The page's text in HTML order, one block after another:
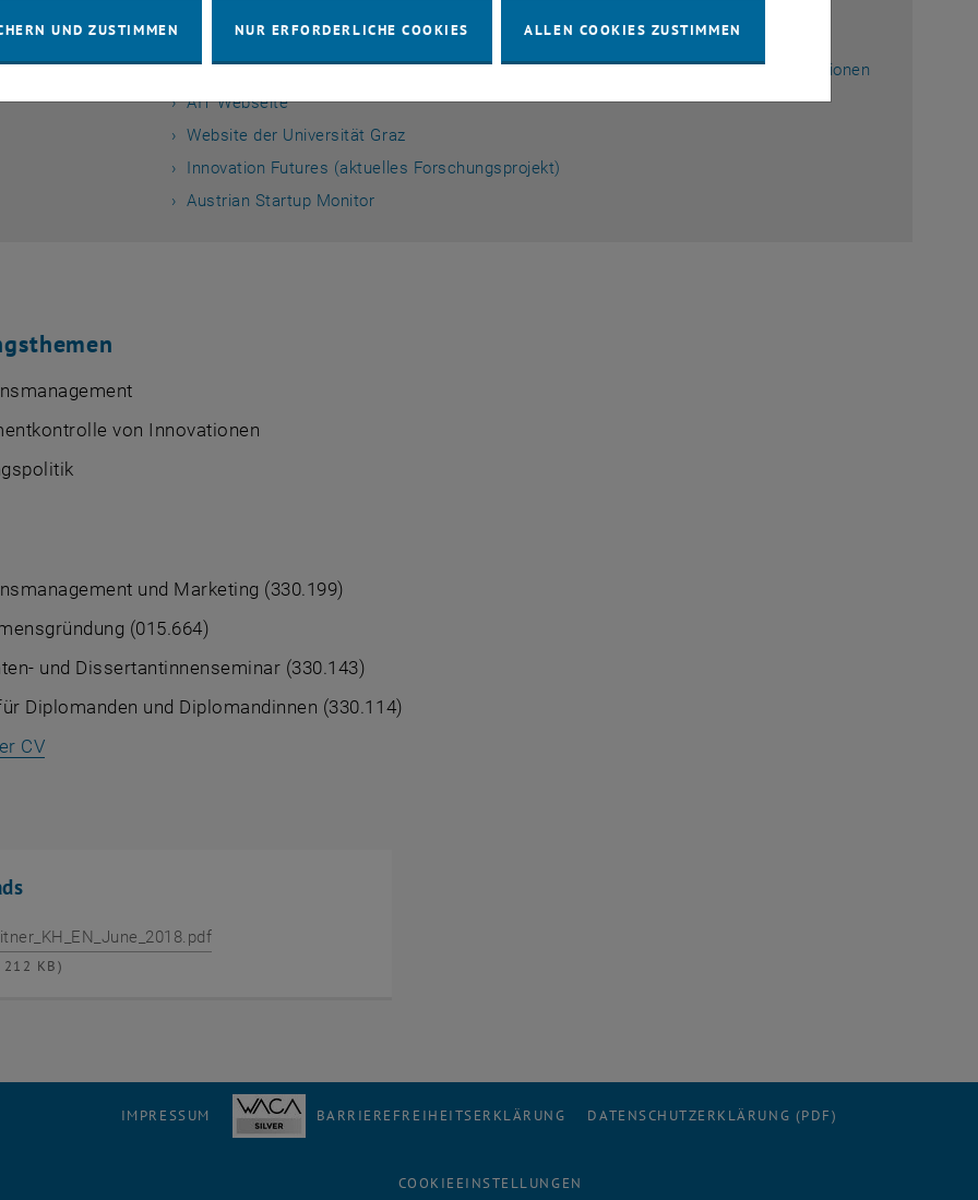
TISS
Curriculum Vitae
AIT-TU Wissens- und Talententwicklungsprogramm für Diplomarbeiten und Dissertationen
AIT Webseite
Website der Universität Graz
Innovation Futures (aktuelles Forschungsprojekt)
Austrian Startup Monitor
von Innovationen
und Marketing (330.199)
(015.664)
und Dissertantinnenseminar (330.143)
Diplomanden und Diplomandinnen (330.114)
CV, öffnet eine externe URL in einem neuen Fenster
212 KB)
IMPRESSUM BARRIEREFREIHEITSERKLÄRUNG DATENSCHUTZERKLÄRUNG (PDF)
COOKIEEINSTELLUNGEN
UND ZUSTIMMEN NUR ERFORDERLICHE COOKIES ALLEN COOKIES ZUSTIMMEN